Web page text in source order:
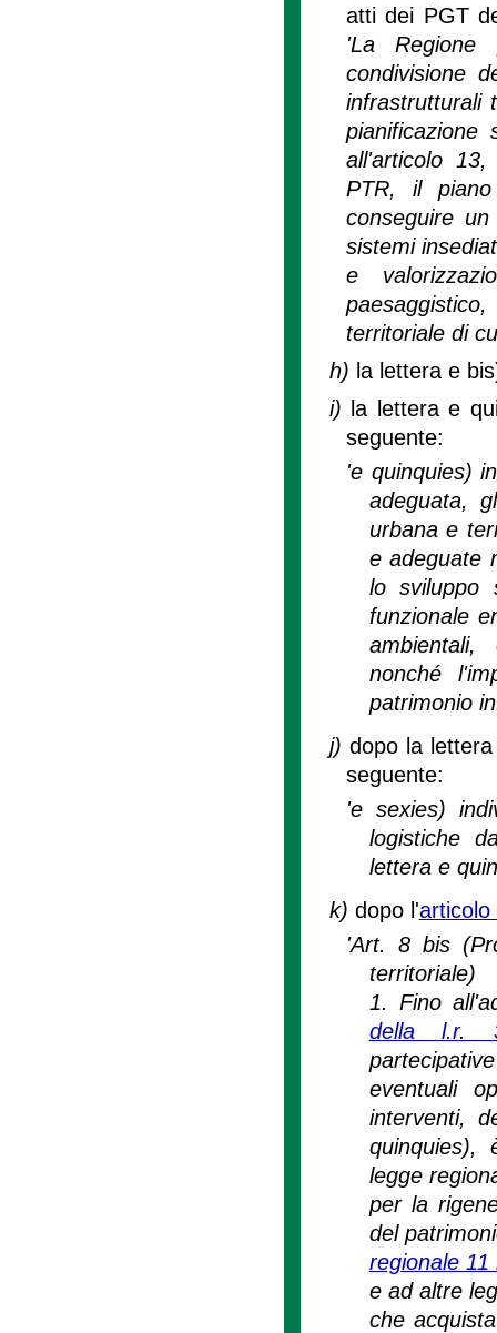
atti dei PGT
'La Regione
condivisione
infrastrutturali
pianificazione
all'articolo
PTR, il
conseguire
sistemi
e
territoriale di
h) la lettera e
i) la lettera e
seguente:
'e quinquies)
adeguata,
urbana e
e adeguate
lo sviluppo
funzionale
ambientali,
nonché
patrimonio
j) dopo la
seguente:
'e sexies)
logistiche
lettera e
k) dopo l'articolo
'Art. 8 bis
territoriale)
1. Fino
della l.r.
eventuali
interventi,
quinquies),
legge
per la
del
regionale
e ad altre
che